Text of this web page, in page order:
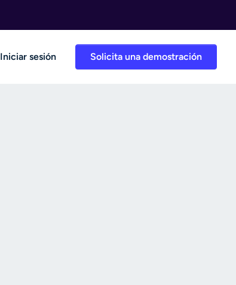
Solicita una demostración
Iniciar sesión